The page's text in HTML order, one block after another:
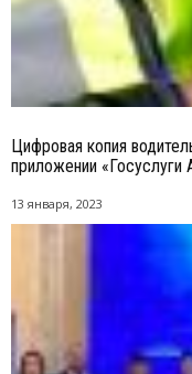
Цифровая копия
приложении «Госуслуги
13 января, 2023